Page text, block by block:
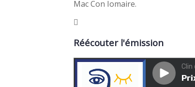
Mac Con Iomaire.
Réécouter l'émission